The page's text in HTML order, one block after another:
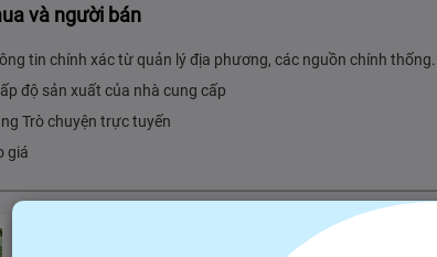
và người bán
tin chính xác từ quản lý địa phương, các nguồn chính thống.
độ sản xuất của nhà cung cấp
Trò chuyện trực tuyến
giá